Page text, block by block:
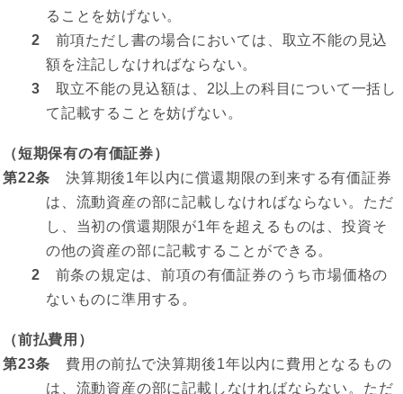
ることを妨げない。
2 前項ただし書の場合においては、取立不能の見込
額を注記しなければならない。
3 取立不能の見込額は、2以上の科目について一括し
て記載することを妨げない。
（短期保有の有価証券）
第22条 決算期後1年以内に償還期限の到来する有価証券
は、流動資産の部に記載しなければならない。ただ
し、当初の償還期限が1年を超えるものは、投資そ
の他の資産の部に記載することができる。
2 前条の規定は、前項の有価証券のうち市場価格の
ないものに準用する。
（前払費用）
第23条 費用の前払で決算期後1年以内に費用となるもの
は、流動資産の部に記載しなければならない。ただ